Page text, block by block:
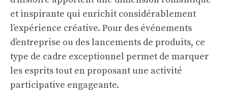
et inspirante qui enrichit considérablement
l’expérience créative. Pour des événements
d’entreprise ou des lancements de produits, ce
type de cadre exceptionnel permet de marquer
les esprits tout en proposant une activité
participative engageante.